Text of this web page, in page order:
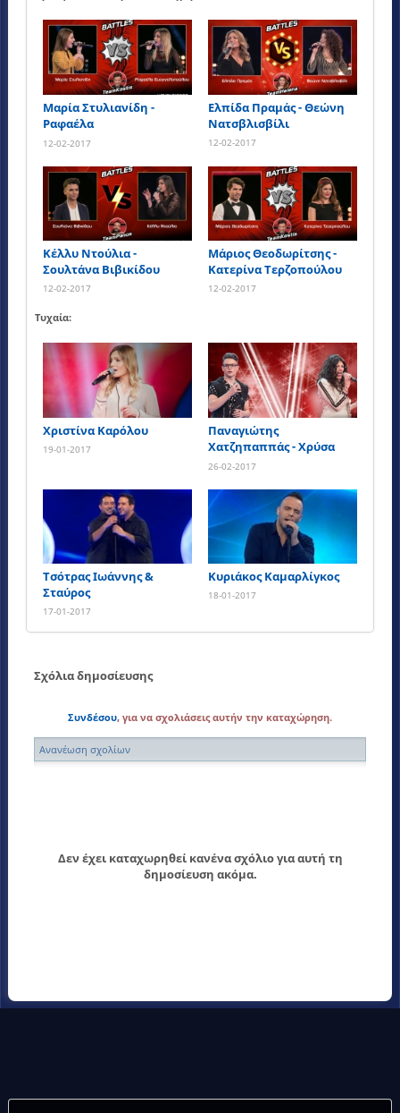
Μαρία Στυλιανίδη -
Ραφαέλα
Ευαγγελοπούλου
12-02-2017
Ελπίδα Πραμάς - Θεώνη
Νατσβλισβίλι
12-02-2017
Κέλλυ Ντούλια -
Σουλτάνα Βιβικίδου
12-02-2017
Μάριος Θεοδωρίτσης -
Κατερίνα Τερζοπούλου
12-02-2017
Τυχαία:
Χριστίνα Καρόλου
19-01-2017
Παναγιώτης
Χατζηπαππάς - Χρύσα
Χρύσου
26-02-2017
Τσότρας Ιωάννης &
Σταύρος
17-01-2017
Κυριάκος Καμαρλίγκος
18-01-2017
Σχόλια δημοσίευσης
Συνδέσου, για να σχολιάσεις αυτήν την καταχώρηση.
Ανανέωση σχολίων
Δεν έχει καταχωρηθεί κανένα σχόλιο για αυτή τη
δημοσίευση ακόμα.